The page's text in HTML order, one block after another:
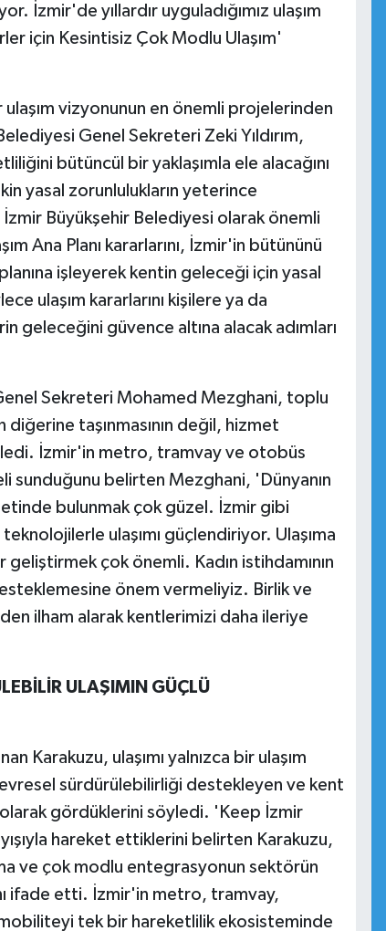
İzmir'de yıllardır uyguladığımız ulaşım
için Kesintisiz Çok Modlu Ulaşım'
vizyonunun en önemli projelerinden
Genel Sekreteri Zeki Yıldırım,
bütüncül bir yaklaşımla ele alacağını
yasal zorunlulukların yeterince
İzmir Büyükşehir Belediyesi olarak önemli
Ana Planı kararlarını, İzmir'in bütününü
işleyerek kentin geleceği için yasal
ulaşım kararlarını kişilere ya da
geleceğini güvence altına alacak adımları
Sekreteri Mohamed Mezghani, toplu
diğerine taşınmasının değil, hizmet
İzmir'in metro, tramvay ve otobüs
sunduğunu belirten Mezghani, 'Dünyanın
bulunmak çok güzel. İzmir gibi
ulaşımı güçlendiriyor. Ulaşıma
geliştirmek çok önemli. Kadın istihdamının
önem vermeliyiz. Birlik ve
ilham alarak kentlerimizi daha ileriye
ULAŞIMIN GÜÇLÜ
Karakuzu, ulaşımı yalnızca bir ulaşım
sürdürülebilirliği destekleyen ve kent
gördüklerini söyledi. 'Keep İzmir
hareket ettiklerini belirten Karakuzu,
ve çok modlu entegrasyonun sektörün
ifade etti. İzmir'in metro, tramvay,
tek bir hareketlilik ekosisteminde